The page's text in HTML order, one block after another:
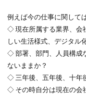
例えば今の仕事に関しては
◇ 現在所属する業界、会
しい生活様式、デジタル
◇ 部署、部門、人員構成
ないままか？
◇ 三年後、五年後、十年
◇ その時自分は現在の会